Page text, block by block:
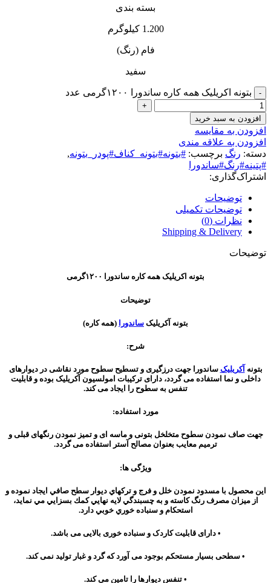
بسته بندی
1.200 کیلوگرم
فام (رنگ)
سفید
بتونه اکریلیک همه کاره ساندورا ۱۲۰۰گرمی عدد
افزودن به سبد خرید
افزودن به مقایسه
افزودن به علاقه مندی
دسته: رنگ برچسب: #بتونه#بتونه_کناف#پودر_بتونه,
#پتینه#رنگ#ساندورا
اشتراک‌گذاری:
توضیحات
توضیحات تکمیلی
نظرات (0)
Shipping & Delivery
توضیحات
بتونه اکریلیک همه کاره ساندورا ۱۲۰۰گرمی
توضیحات
بتونه آکریلیک ساندورا (همه کاره)
شرح:
بتونه آکریلیک ساندورا جهت درزگیری و تسطیح سطوح مورد نقاشی در دیوارهای
داخلی و نما استفاده می گردد، دارای ترکیبات امولسیون آکریلیک بوده و قابلیت
تنفس به سطوح را ایجاد می کند.
مورد استفاده:
جهت صاف نمودن سطوح متخلخل بتونی و ماسه ای و تمیز نمودن رنگهای قبلی و
ترمیم معایب بعنوان مصالح آستر استفاده می گردد.
ویژگی ها:
اين محصول با مسدود نمودن خلل و فرج و تركهاي ديوار سطح صافي ايجاد نموده و
از ميزان مصرف رنگ كاسته و به چسبندگي لايه نهايي كمك بسزايي مي نمايد،
استحكام و سنباده خوري خوبي دارد.
• دارای قابلیت کاردک و سنباده خوری بالایی می باشد.
• سطحی بسیار مستحکم بوجود می آورد که گرد و غبار تولید نمی کند.
• تنفس دیوارها را تامین می کند.